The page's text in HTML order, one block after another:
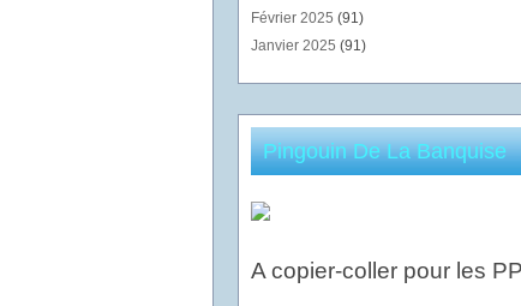
Février 2025 (91)
Janvier 2025 (91)
Pingouin De La Banquise
A copier-coller pour les